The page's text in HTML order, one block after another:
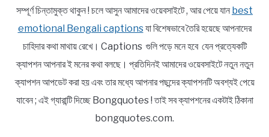
সম্পূর্ণ চিন্তামুক্ত থাকুন ! চলে আসুন আমাদের ওয়েবসাইটে , আর পেয়ে যান best
emotional Bengali captionsযা বিশেষভাবে তৈরি হয়েছে আপনাদের
চাহিদার কথা মাথায় রেখে। Captions গুলি পড়ে মনে হবে যেন প্রত্যেকটি
ক্যাপশন আপনার ই মনের কথা বলছে। প্রতিদিনই আমাদের ওয়েবসাইটে নতুন নতুন
ক্যাপশন আপডেট করা হয় এবং তার মধ্যে আপনার পছন্দের ক্যাপশনটি অবশ্যই পেয়ে
যাবেন ; এই গ্যারান্টি দিচ্ছে Bongquotes ! তাই সব ক্যাপশনের একটাই ঠিকানা
bongquotes.com.